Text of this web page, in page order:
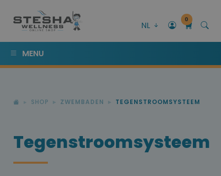
NL
0
MENU
SHOP ZWEMBADEN TEGENSTROOMSYSTEEM
Tegenstroomsysteem